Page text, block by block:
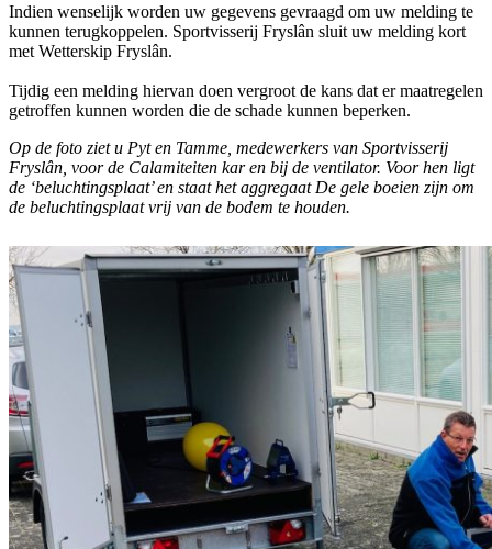
Indien wenselijk worden uw gegevens gevraagd om uw melding te
kunnen terugkoppelen. Sportvisserij Fryslân sluit uw melding kort
met Wetterskip Fryslân.
Tijdig een melding hiervan doen vergroot de kans dat er maatregelen
getroffen kunnen worden die de schade kunnen beperken.
Op de foto ziet u Pyt en Tamme, medewerkers van Sportvisserij
Fryslân, voor de Calamiteiten kar en bij de ventilator. Voor hen ligt
de ‘beluchtingsplaat’ en staat het aggregaat De gele boeien zijn om
de beluchtingsplaat vrij van de bodem te houden.